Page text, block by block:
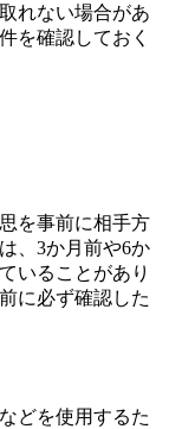
れない場合があ
を確認しておく
を事前に相手方
、3か月前や6か
いることがあり
に必ず確認した
どを使用するた